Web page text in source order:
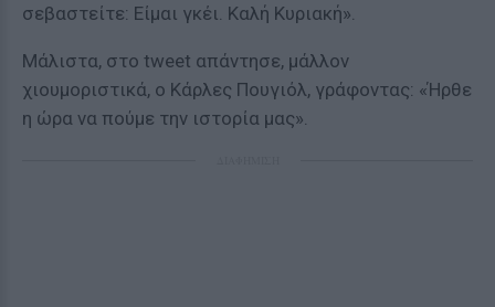
σεβαστείτε: Είμαι γκέι. Καλή Κυριακή».
Μάλιστα, στο tweet απάντησε, μάλλον
χιουμοριστικά, ο Κάρλες Πουγιόλ, γράφοντας: «Ήρθε
η ώρα να πούμε την ιστορία μας».